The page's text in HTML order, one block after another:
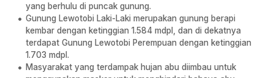
yang berhulu di puncak gunung.
Gunung Lewotobi Laki-Laki merupakan gunung berapi
kembar dengan ketinggian 1.584 mdpl, dan di dekatnya
terdapat Gunung Lewotobi Perempuan dengan ketinggian
1.703 mdpl.
Masyarakat yang terdampak hujan abu diimbau untuk